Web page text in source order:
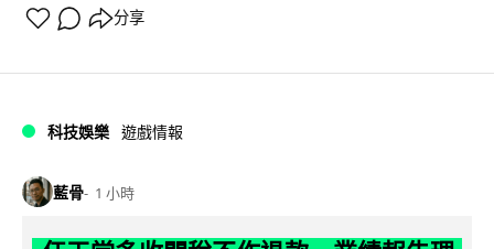
分享
科技娛樂 遊戲情報
藍骨 1 小時